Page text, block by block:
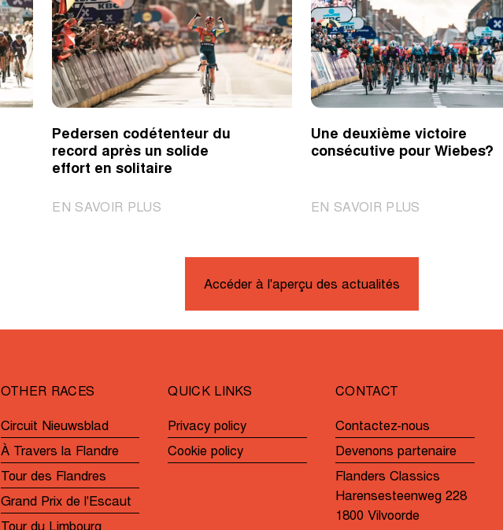
Pedersen codétenteur du
record après un solide
effort en solitaire
EN SAVOIR PLUS|
en
Une deuxième victoire
consécutive pour Wiebes?
EN SAVOIR PLUS
Accéder à l'aperçu des actualités
OTHER RACES
Circuit Nieuwsblad
À Travers la Flandre
Tour des Flandres
Grand Prix de l'Escaut
QUICK LINKS
Privacy policy
Cookie policy
CONTACT
Contactez-nous
Devenons partenaire
Flanders Classics
Harensesteenweg 228
1800 Vilvoorde